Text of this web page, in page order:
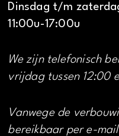
Dinsdag t/m
11:00u-17:00u
We zijn telefonisch
vrijdag tussen 12:00
Vanwege de
bereikbaar per e-